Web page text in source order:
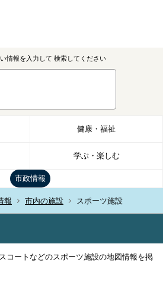
情報を入力して 検索してください
健康・福祉
学ぶ・楽しむ
市政情報
報 市内の施設 スポーツ施設
コートなどのスポーツ施設の地図情報を掲